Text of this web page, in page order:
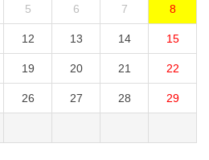
5 6 7 8
12 13 14 15
19 20 21 22
26 27 28 29